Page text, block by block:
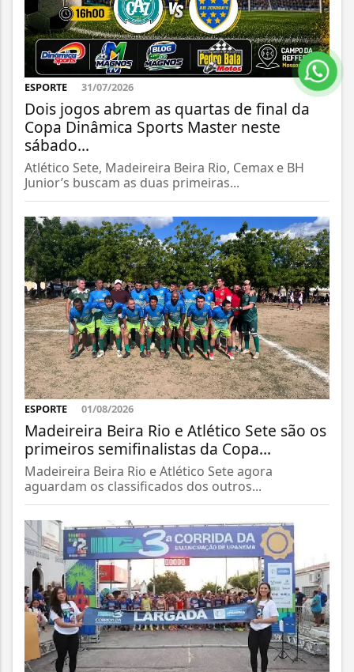
ESPORTE 31/07/2026
Dois jogos abrem as quartas de final da
Copa Dinâmica Sports Master neste
sábado...
Atlético Sete, Madeireira Beira Rio, Cemax e BH
Junior’s buscam as duas primeiras...
ESPORTE 01/08/2026
Madeireira Beira Rio e Atlético Sete são os
primeiros semifinalistas da Copa...
Madeireira Beira Rio e Atlético Sete agora
aguardam os classificados dos outros...